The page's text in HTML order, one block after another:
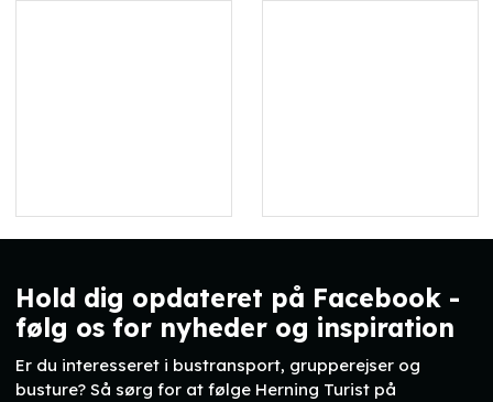
Hold dig opdateret på Facebook -
følg os for nyheder og inspiration
Er du interesseret i bustransport, grupperejser og
busture? Så sørg for at følge Herning Turist på